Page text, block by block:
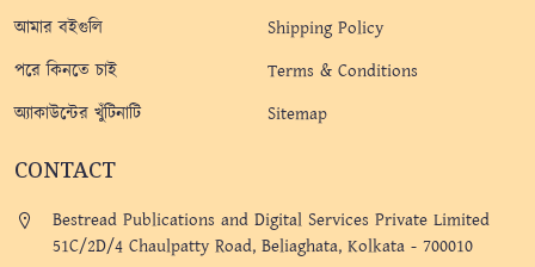
আমার বইগুলি
পরে কিনতে চাই
অ্যাকাউন্টের খুঁটিনাটি
Shipping Policy
Terms & Conditions
Sitemap
CONTACT
Bestread Publications and Digital Services Private Limited
51C/2D/4 Chaulpatty Road, Beliaghata, Kolkata - 700010